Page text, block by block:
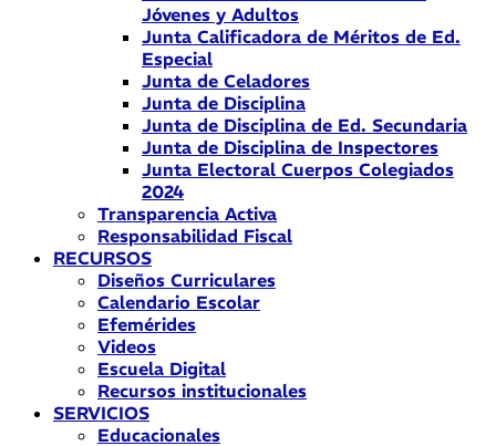
Jóvenes y Adultos
Junta Calificadora de Méritos de Ed.
Especial
Junta de Celadores
Junta de Disciplina
Junta de Disciplina de Ed. Secundaria
Junta de Disciplina de Inspectores
Junta Electoral Cuerpos Colegiados
2024
Transparencia Activa
Responsabilidad Fiscal
RECURSOS
Diseños Curriculares
Calendario Escolar
Efemérides
Videos
Escuela Digital
Recursos institucionales
SERVICIOS
Educacionales